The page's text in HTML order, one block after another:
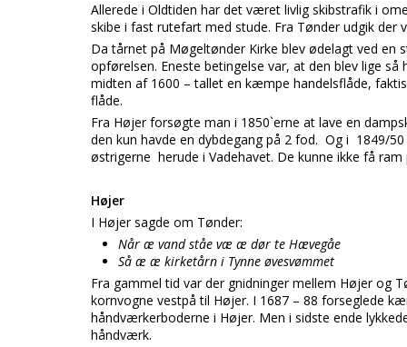
Allerede i Oldtiden har det været livlig skibstrafik i
skibe i fast rutefart med stude. Fra Tønder udgik der
Da tårnet på Møgeltønder Kirke blev ødelagt ved en
opførelsen. Eneste betingelse var, at den blev lige
midten af 1600 – tallet en kæmpe handelsflåde,
flåde.
Fra Højer forsøgte man i 1850`erne at lave en
den kun havde en dybdegang på 2 fod. Og i 1849/
østrigerne herude i Vadehavet. De kunne ikke få ram
Højer
I Højer sagde om Tønder:
Når æ vand ståe væ æ dør te Hævegåe
Så æ æ kirketårn i Tynne øvesvømmet
Fra gammel tid var der gnidninger mellem Højer og
kornvogne vestpå til Højer. I 1687 – 88 forseglede
håndværkerboderne i Højer. Men i sidste ende
håndværk.